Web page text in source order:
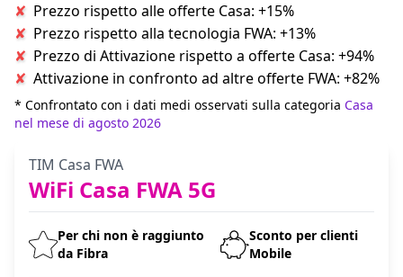
Prezzo rispetto alle offerte Casa: +15%
Prezzo rispetto alla tecnologia FWA: +13%
Prezzo di Attivazione rispetto a offerte Casa: +94%
Attivazione in confronto ad altre offerte FWA: +82%
* Confrontato con i dati medi osservati sulla categoria Casa
nel mese di agosto 2026
TIM Casa FWA
WiFi Casa FWA 5G
Per chi non è raggiunto
da Fibra
Sconto per clienti
Mobile